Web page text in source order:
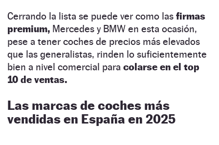
Cerrando la lista se puede ver como las firmas
premium, Mercedes y BMW en esta ocasión,
pese a tener coches de precios más elevados
que las generalistas, rinden lo suficientemente
bien a nivel comercial para colarse en el top
10 de ventas.
Las marcas de coches más
vendidas en España en 2025